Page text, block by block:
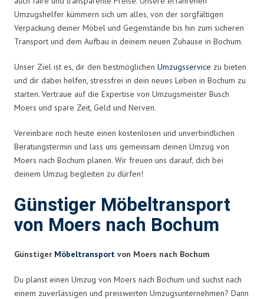
Umzugshelfer kümmern sich um alles, von der sorgfältigen
Verpackung deiner Möbel und Gegenstände bis hin zum sicheren
Transport und dem Aufbau in deinem neuen Zuhause in Bochum.
Unser Ziel ist es, dir den bestmöglichen Umzugsservice zu bieten
und dir dabei helfen, stressfrei in dein neues Leben in Bochum zu
starten. Vertraue auf die Expertise von Umzugsmeister Busch
Moers und spare Zeit, Geld und Nerven.
Vereinbare noch heute einen kostenlosen und unverbindlichen
Beratungstermin und lass uns gemeinsam deinen Umzug von
Moers nach Bochum planen. Wir freuen uns darauf, dich bei
deinem Umzug begleiten zu dürfen!
Günstiger Möbeltransport
von Moers nach Bochum
Günstiger Möbeltransport von Moers nach Bochum
Du planst einen Umzug von Moers nach Bochum und suchst nach
einem zuverlässigen und preiswerten Umzugsunternehmen? Dann